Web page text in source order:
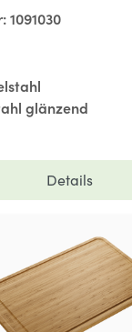
1091030
glänzend
Details